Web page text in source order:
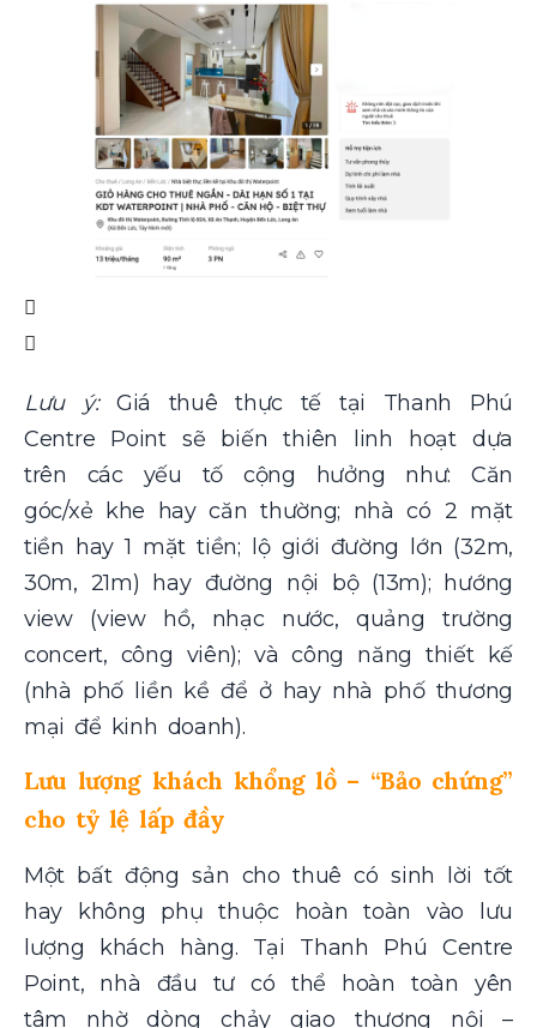
Lưu ý:Giá thuê thực tế tại Thanh Phú
Centre Point sẽ biến thiên linh hoạt dựa
trên các yếu tố cộng hưởng như: Căn
góc/xẻ khe hay căn thường; nhà có 2 mặt
tiền hay 1 mặt tiền; lộ giới đường lớn (32m,
30m, 21m) hay đường nội bộ (13m); hướng
view (view hồ, nhạc nước, quảng trường
concert, công viên); và công năng thiết kế
(nhà phố liền kề để ở hay nhà phố thương
mại để kinh doanh).
Lưu lượng khách khổng lồ – “Bảo chứng”
cho tỷ lệ lấp đầy
Một bất động sản cho thuê có sinh lời tốt
hay không phụ thuộc hoàn toàn vào lưu
lượng khách hàng. Tại Thanh Phú Centre
Point, nhà đầu tư có thể hoàn toàn yên
tâm nhờ dòng chảy giao thương nội –